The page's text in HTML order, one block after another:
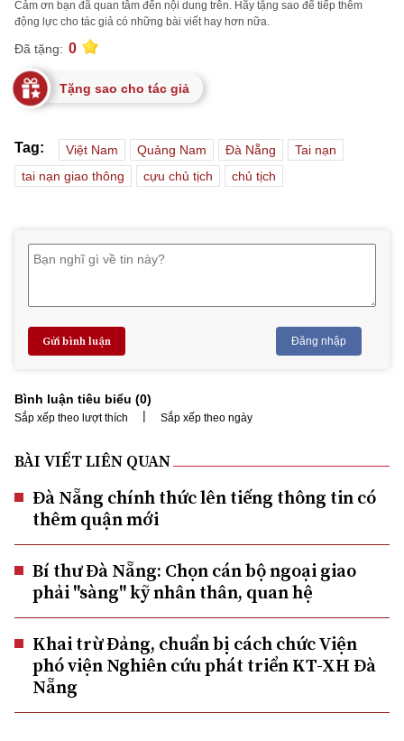
Cảm ơn bạn đã quan tâm đến nội dung trên. Hãy tặng sao để tiếp thêm
động lực cho tác giả có những bài viết hay hơn nữa.
Đã tặng: 0
Tặng sao cho tác giả
Tag: Việt Nam Quảng Nam Đà Nẵng
Tai nạn
tai nạn giao thông
cựu chủ tịch chủ tịch
Gửi bình luận Đăng nhập
Bình luận tiêu biểu (0)
Sắp xếp theo lượt thích | Sắp xếp theo ngày
BÀI VIẾT LIÊN QUAN
Đà Nẵng chính thức lên tiếng thông tin có
thêm quận mới
Bí thư Đà Nẵng: Chọn cán bộ ngoại giao
phải "sàng" kỹ nhân thân, quan hệ
Khai trừ Đảng, chuẩn bị cách chức Viện
phó viện Nghiên cứu phát triển KT-XH Đà
Nẵng